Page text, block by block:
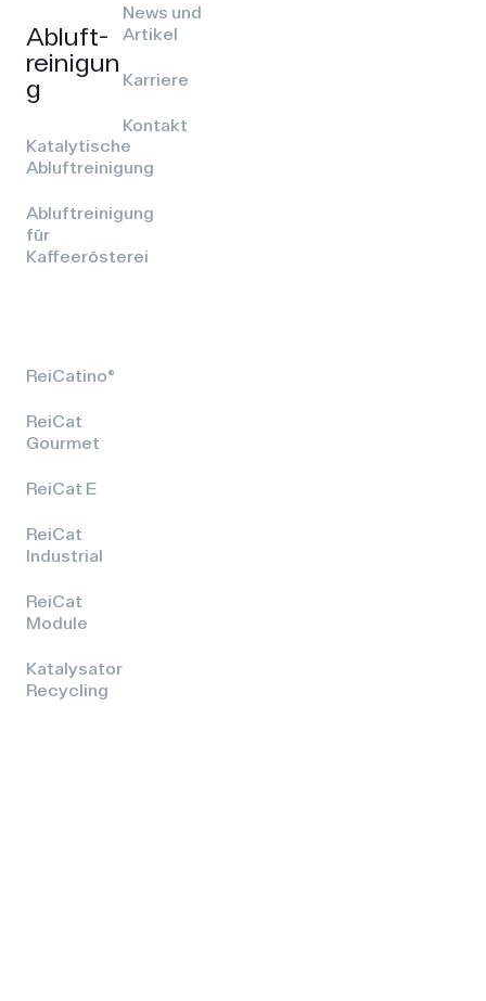
Abluft­
reinigun
g
Katalytische
Abluftreinigung
Abluftreinigung
für
Kaffeerösterei
ReiCatino®
ReiCat
Gourmet
ReiCat E
ReiCat
Industrial
ReiCat
Module
Katalysator
Recycling
News und
Artikel
Karriere
Kontakt